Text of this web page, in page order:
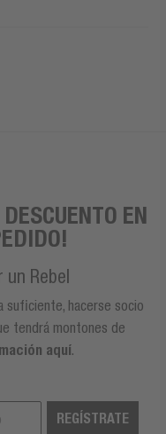
EN
Rebel
suficiente, hacerse socio
tendrá montones de
aquí.
REGÍSTRATE